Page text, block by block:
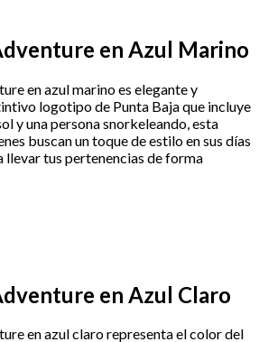
en Azul Marino
en azul marino es elegante y
logotipo de Punta Baja que incluye
y una persona snorkeleando, esta
buscan un toque de estilo en sus días
llevar tus pertenencias de forma
en Azul Claro
en azul claro representa el color del